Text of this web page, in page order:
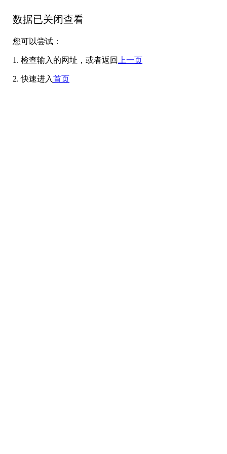
数据已关闭查看
您可以尝试：
1. 检查输入的网址，或者返回 上一页
2. 快速进入首页